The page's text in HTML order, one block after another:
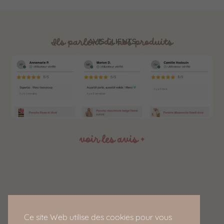
AVIS CLIENTS
Ils parlent de nos produits
voir les avis +
Ce site Web utilise des cookies pour vous